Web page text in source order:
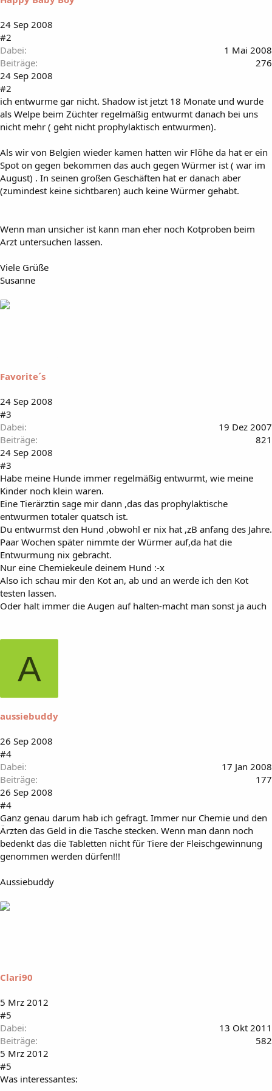
24 Sep 2008
#2
Dabei
1 Mai 2008
Beiträge
276
24 Sep 2008
#2
ich entwurme gar nicht. Shadow ist jetzt 18 Monate und wurde
als Welpe beim Züchter regelmäßig entwurmt danach bei uns
nicht mehr ( geht nicht prophylaktisch entwurmen).
Als wir von Belgien wieder kamen hatten wir Flöhe da hat er ein
Spot on gegen bekommen das auch gegen Würmer ist ( war im
August) . In seinen großen Geschäften hat er danach aber
(zumindest keine sichtbaren) auch keine Würmer gehabt.
Wenn man unsicher ist kann man eher noch Kotproben beim
Arzt untersuchen lassen.
Viele Grüße
Susanne
Favorite´s
24 Sep 2008
#3
Dabei
19 Dez 2007
Beiträge
821
24 Sep 2008
#3
Habe meine Hunde immer regelmäßig entwurmt, wie meine
Kinder noch klein waren.
Eine Tierärztin sage mir dann ,das das prophylaktische
entwurmen totaler quatsch ist.
Du entwurmst den Hund ,obwohl er nix hat ,zB anfang des Jahre.
Paar Wochen später nimmte der Würmer auf,da hat die
Entwurmung nix gebracht.
Nur eine Chemiekeule deinem Hund :-x
Also ich schau mir den Kot an, ab und an werde ich den Kot
testen lassen.
Oder halt immer die Augen auf halten-macht man sonst ja auch
A
aussiebuddy
26 Sep 2008
#4
Dabei
17 Jan 2008
Beiträge
177
26 Sep 2008
#4
Ganz genau darum hab ich gefragt. Immer nur Chemie und den
Ärzten das Geld in die Tasche stecken. Wenn man dann noch
bedenkt das die Tabletten nicht für Tiere der Fleischgewinnung
genommen werden dürfen!!!
Aussiebuddy
Clari90
5 Mrz 2012
#5
Dabei
13 Okt 2011
Beiträge
582
5 Mrz 2012
#5
Was interessantes: